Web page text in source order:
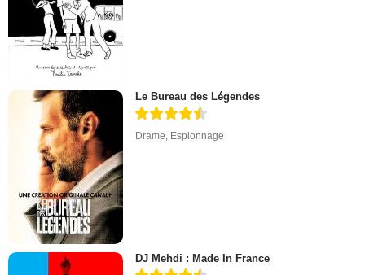
Le Bureau des Légendes
Drame, Espionnage
DJ Mehdi : Made In France